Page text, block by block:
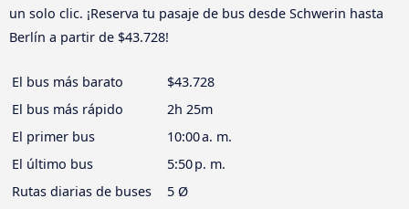
un solo clic. ¡Reserva tu pasaje de bus desde Schwerin hasta
Berlín a partir de $43.728!
El bus más barato
$43.728
El bus más rápido
2h 25m
El primer bus
10:00 a. m.
El último bus
5:50 p. m.
Rutas diarias de buses
5 Ø